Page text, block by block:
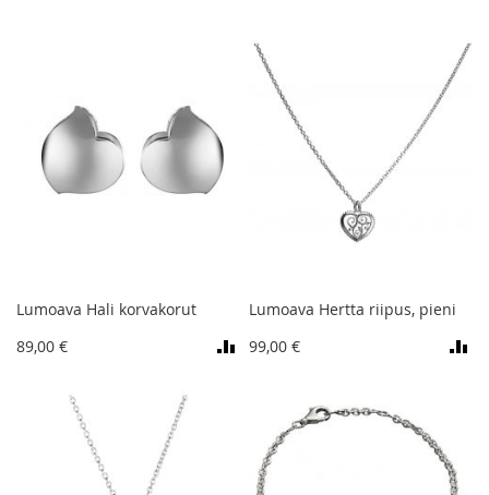
Lumoava Hali korvakorut
89,00 €
Lumoava Hertta riipus, pieni
99,00 €